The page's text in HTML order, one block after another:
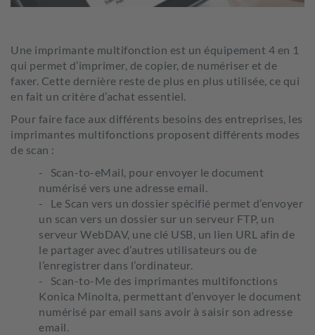
Une imprimante multifonction est un équipement 4 en 1
qui permet d’imprimer, de copier, de numériser et de
faxer. Cette dernière reste de plus en plus utilisée, ce qui
en fait un critère d’achat essentiel.
Pour faire face aux différents besoins des entreprises, les
imprimantes multifonctions proposent différents modes
de scan :
Scan-to-eMail, pour envoyer le document
numérisé vers une adresse email.
Le Scan vers un dossier spécifié permet d’envoyer
un scan vers un dossier sur un serveur FTP, un
serveur WebDAV, une clé USB, un lien URL afin de
le partager avec d’autres utilisateurs ou de
l’enregistrer dans l’ordinateur.
Scan-to-Me des imprimantes multifonctions
Konica Minolta, permettant d’envoyer le document
numérisé par email sans avoir à saisir son adresse
email.